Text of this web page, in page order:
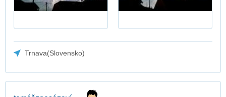
Trnava(Slovensko)